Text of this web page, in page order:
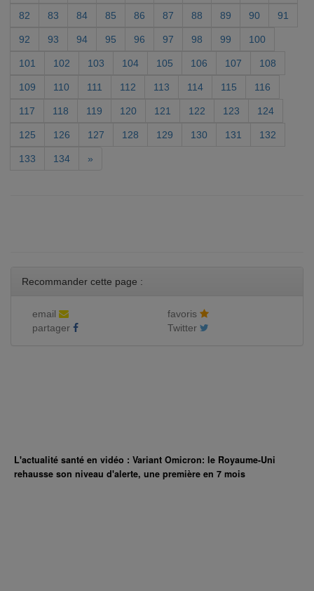
82 83 84 85 86 87 88 89 90 91
92 93 94 95 96 97 98 99 100
101 102 103 104 105 106 107 108
109 110 111 112 113 114 115 116
117 118 119 120 121 122 123 124
125 126 127 128 129 130 131 132
133 134 »
Recommander cette page :
email
favoris
partager
Twitter
L'actualité santé en vidéo : Variant Omicron: le Royaume-Uni
rehausse son niveau d'alerte, une première en 7 mois